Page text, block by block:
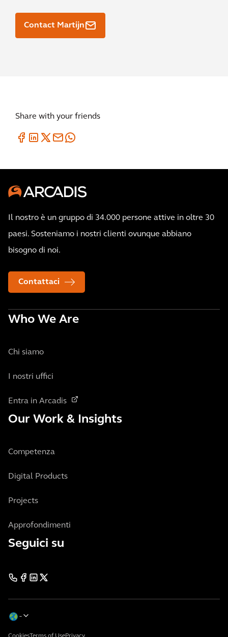
Contact Martijn
Share with your friends
Il nostro è un gruppo di 34.000 persone attive in oltre 30
paesi. Sosteniamo i nostri clienti ovunque abbiano
bisogno di noi.
Contattaci
Who We Are
Chi siamo
I nostri uffici
Entra in Arcadis
Our Work & Insights
Competenza
Digital Products
Projects
Approfondimenti
Seguici su